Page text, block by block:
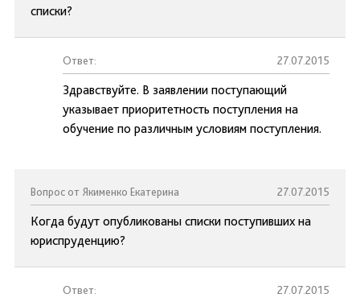
списки?
Ответ: 27.07.2015
Здравствуйте. В заявлении поступающий
указывает приоритетность поступления на
обучение по различным условиям поступления.
Вопрос от Якименко Екатерина 27.07.2015
Когда будут опубликованы списки поступивших на
юриспруденцию?
Ответ: 27.07.2015